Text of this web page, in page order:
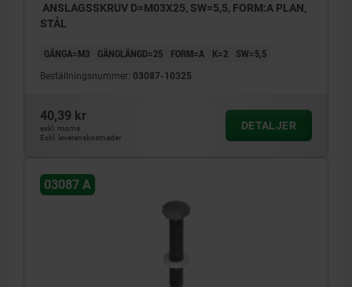
ANSLAGSSKRUV D=M03X25, SW=5,5, FORM:A PLAN,
STÅL
GÄNGA=M3 GÄNGLÄNGD=25 FORM=A K=2 SW=5,5
Beställningsnummer: 03087-10325
40,39 kr
exkl. moms
Exkl. leveranskostnader
DETALJER
03087 A